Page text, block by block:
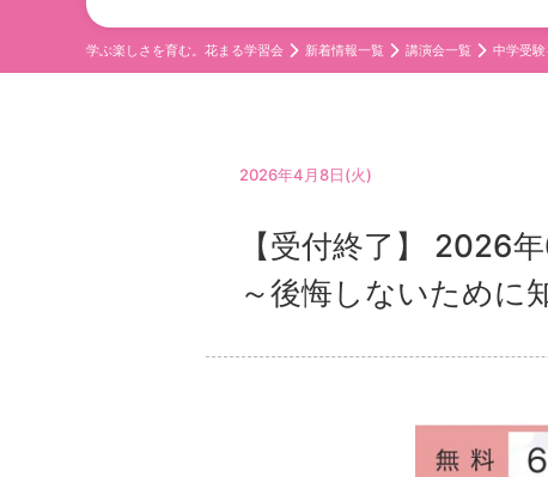
学ぶ楽しさを育む。花まる学習会 新着情報一覧 講演会一覧 中学受
2026年4月8日(火)
【受付終了】 2026
～後悔しないために